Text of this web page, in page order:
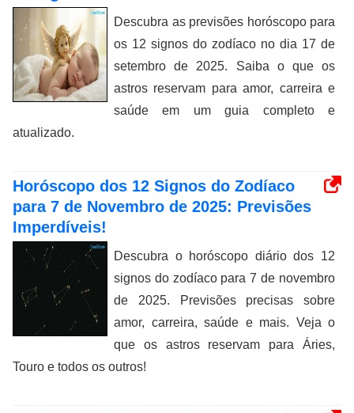
Descubra as previsões horóscopo para
os 12 signos do zodíaco no dia 17 de
setembro de 2025. Saiba o que os
astros reservam para amor, carreira e
saúde em um guia completo e
atualizado.
Horóscopo dos 12 Signos do Zodíaco
para 7 de Novembro de 2025: Previsões
Imperdíveis!
Descubra o horóscopo diário dos 12
signos do zodíaco para 7 de novembro
de 2025. Previsões precisas sobre
amor, carreira, saúde e mais. Veja o
que os astros reservam para Áries,
Touro e todos os outros!